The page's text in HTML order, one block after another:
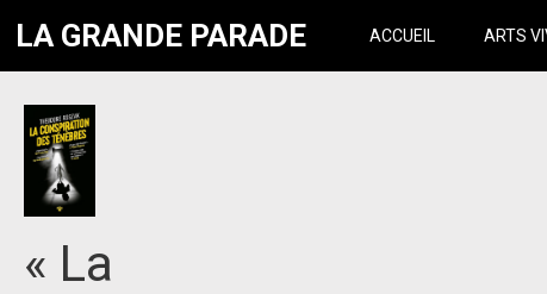
LA GRANDE PARADE ACCUEIL ARTS
« La